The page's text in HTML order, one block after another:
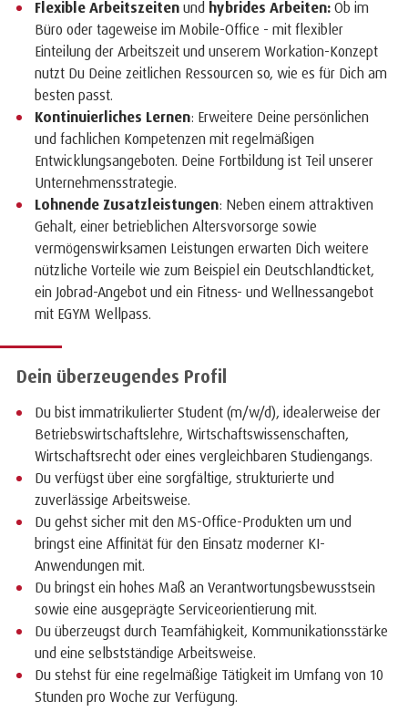
Flexible Arbeitszeiten und hybrides Arbeiten: Ob im
Büro oder tageweise im Mobile-Office - mit flexibler
Einteilung der Arbeitszeit und unserem Workation-Konzept
nutzt Du Deine zeitlichen Ressourcen so, wie es für Dich am
besten passt.
Kontinuierliches Lernen: Erweitere Deine persönlichen
und fachlichen Kompetenzen mit regelmäßigen
Entwicklungsangeboten. Deine Fortbildung ist Teil unserer
Unternehmensstrategie.
Lohnende Zusatzleistungen: Neben einem attraktiven
Gehalt, einer betrieblichen Altersvorsorge sowie
vermögenswirksamen Leistungen erwarten Dich weitere
nützliche Vorteile wie zum Beispiel ein Deutschlandticket,
ein Jobrad-Angebot und ein Fitness- und Wellnessangebot
mit EGYM Wellpass.
Dein überzeugendes Profil
Du bist immatrikulierter Student (m/w/d), idealerweise der
Betriebswirtschaftslehre, Wirtschaftswissenschaften,
Wirtschaftsrecht oder eines vergleichbaren Studiengangs.
Du verfügst über eine sorgfältige, strukturierte und
zuverlässige Arbeitsweise.
Du gehst sicher mit den MS-Office-Produkten um und
bringst eine Affinität für den Einsatz moderner KI-
Anwendungen mit.
Du bringst ein hohes Maß an Verantwortungsbewusstsein
sowie eine ausgeprägte Serviceorientierung mit.
Du überzeugst durch Teamfähigkeit, Kommunikationsstärke
und eine selbstständige Arbeitsweise.
Du stehst für eine regelmäßige Tätigkeit im Umfang von 10
Stunden pro Woche zur Verfügung.